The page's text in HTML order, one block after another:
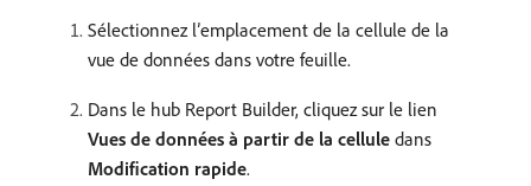
Sélectionnez l’emplacement de la cellule de la
vue de données dans votre feuille.
Dans le hub Report Builder, cliquez sur le lien
Vues de données à partir de la cellule dans
Modification rapide.